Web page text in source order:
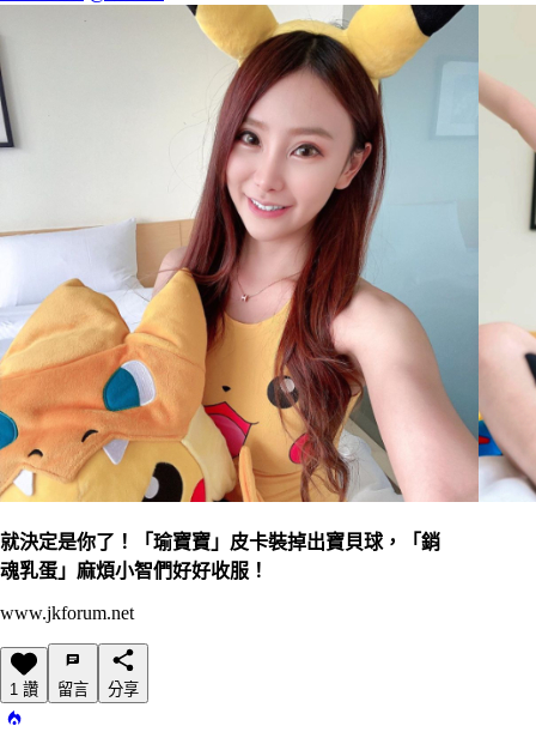
就決定是你了！「瑜寶寶」皮卡裝掉出寶貝球，「銷
魂乳蛋」麻煩小智們好好收服！
www.jkforum.net
1 讚 留言 分享